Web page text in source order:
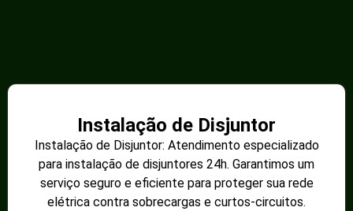
Instalação de Disjuntor
Instalação de Disjuntor: Atendimento especializado
para instalação de disjuntores 24h. Garantimos um
serviço seguro e eficiente para proteger sua rede
elétrica contra sobrecargas e curtos-circuitos.